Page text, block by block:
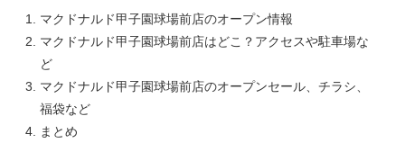
マクドナルド甲子園球場前店のオープン情報
マクドナルド甲子園球場前店はどこ？アクセスや駐車場な
ど
マクドナルド甲子園球場前店のオープンセール、チラシ、
福袋など
まとめ